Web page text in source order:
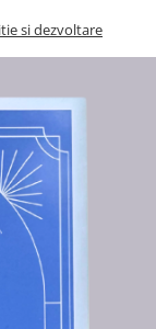
si dezvoltare